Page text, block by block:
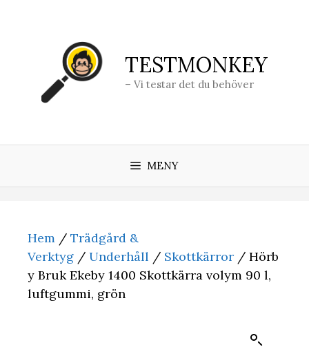
TESTMONKEY
– Vi testar det du behöver
MENY
Hem / Trädgård &
Verktyg / Underhåll / Skottkärror / Hörb
y Bruk Ekeby 1400 Skottkärra volym 90 l,
luftgummi, grön